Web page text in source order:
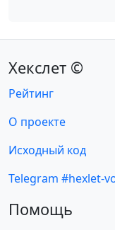
Хекслет ©
Рейтинг
О проекте
Исходный код
Telegram #hexlet-
Помощь